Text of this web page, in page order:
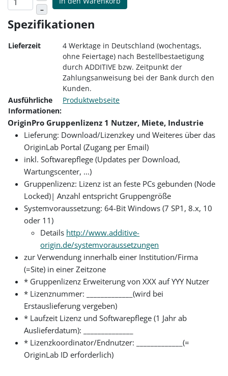
–
Spezifikationen
Lieferzeit
4 Werktage in Deutschland (wochentags,
ohne Feiertage) nach Bestellbestaetigung
durch ADDITIVE bzw. Zeitpunkt der
Zahlungsanweisung bei der Bank durch den
Kunden.
Ausführliche
Informationen:
Produktwebseite
OriginPro Gruppenlizenz 1 Nutzer, Miete, Industrie
Lieferung: Download/Lizenzkey und Weiteres über das
OriginLab Portal (Zugang per Email)
inkl. Softwarepflege (Updates per Download,
Wartungscenter, ...)
Gruppenlizenz: Lizenz ist an feste PCs gebunden (Node
Locked)| Anzahl entspricht Gruppengröße
Systemvoraussetzung: 64-Bit Windows (7 SP1, 8.x, 10
oder 11)
Details http://www.additive-
origin.de/systemvoraussetzungen
zur Verwendung innerhalb einer Institution/Firma
(=Site) in einer Zeitzone
* Gruppenlizenz Erweiterung von XXX auf YYY Nutzer
* Lizenznummer: _____________(wird bei
Erstauslieferung vergeben)
* Laufzeit Lizenz und Softwarepflege (1 Jahr ab
Auslieferdatum): ______________
* Lizenzkoordinator/Endnutzer: _____________(=
OriginLab ID erforderlich)